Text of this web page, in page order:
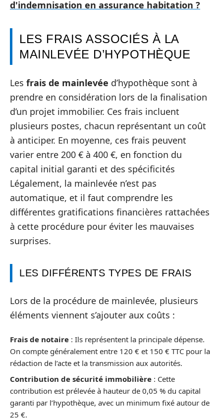
d'indemnisation en assurance habitation ?
LES FRAIS ASSOCIÉS À LA
MAINLEVÉE D’HYPOTHÈQUE
Les frais de mainlevée d’hypothèque sont à
prendre en considération lors de la finalisation
d’un projet immobilier. Ces frais incluent
plusieurs postes, chacun représentant un coût
à anticiper. En moyenne, ces frais peuvent
varier entre 200 € à 400 €, en fonction du
capital initial garanti et des spécificités
Légalement, la mainlevée n’est pas
automatique, et il faut comprendre les
différentes gratifications financières rattachées
à cette procédure pour éviter les mauvaises
surprises.
LES DIFFÉRENTS TYPES DE FRAIS
Lors de la procédure de mainlevée, plusieurs
éléments viennent s’ajouter aux coûts :
Frais de notaire : Ils représentent la principale dépense.
On compte généralement entre 120 € et 150 € TTC pour la
rédaction de l’acte et la transmission aux autorités.
Contribution de sécurité immobilière : Cette
contribution est prélevée à hauteur de 0,05 % du capital
garanti par l’hypothèque, avec un minimum fixé autour de
25 €.